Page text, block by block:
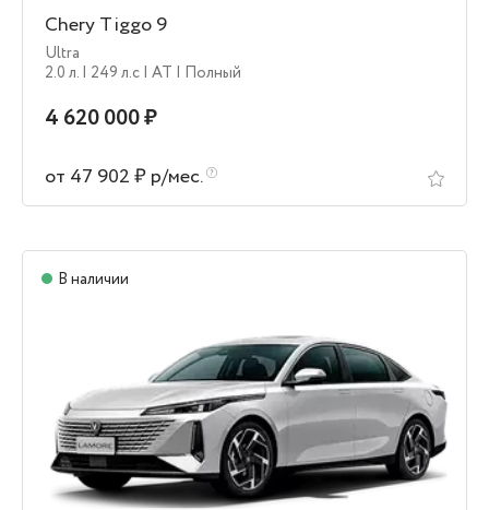
Chery Tiggo 9
Ultra
2.0 л. | 249 л.c | AT | Полный
4 620 000 ₽
от 47 902 ₽ р/мес.
В наличии